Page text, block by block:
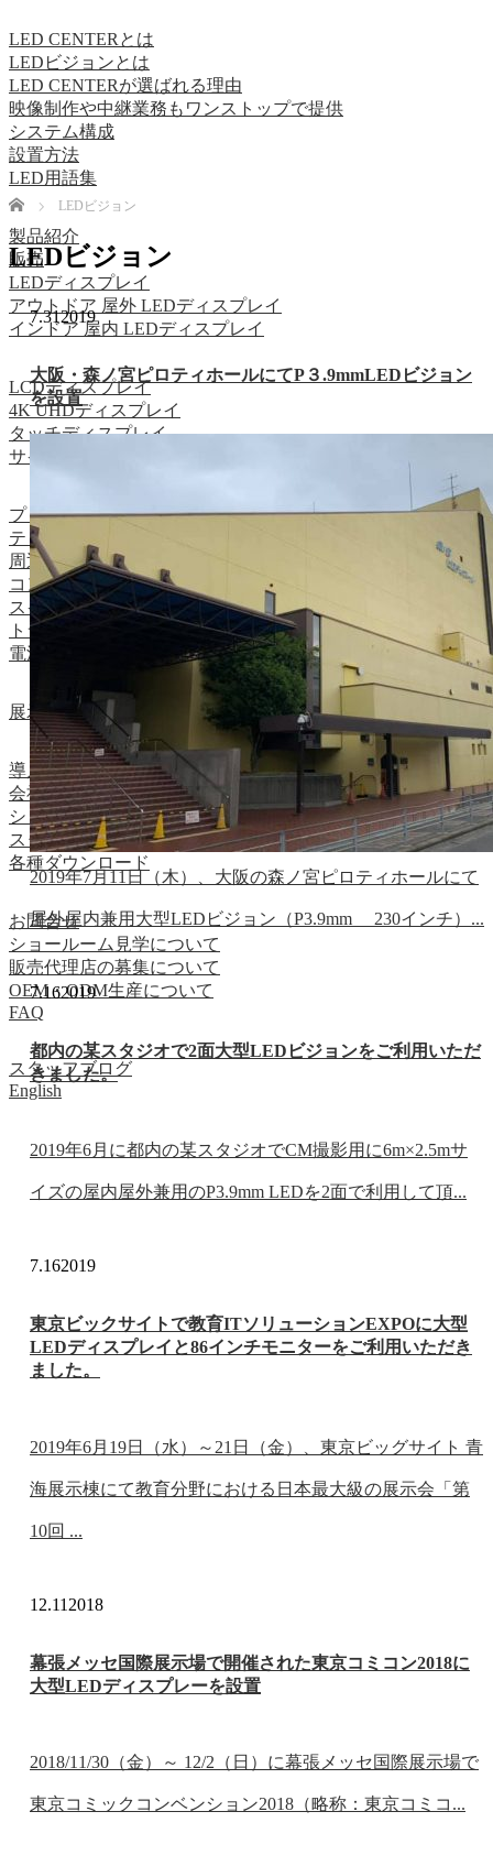
LED CENTERとは
LEDビジョンとは
LED CENTERが選ばれる理由
映像制作や中継業務もワンストップで提供
システム構成
設置方法
LED用語集
製品紹介
販売
LEDディスプレイ
アウトドア 屋外 LEDディスプレイ
インドア 屋内 LEDディスプレイ
LCDディスプレイ
4K UHDディスプレイ
タッチディスプレイ
サイネージ
プロジェクター
テロップ・バナーシステム
周辺機器
コントローラー・スケーラー
スイッチャー
トラス・足場
電源関連・発電機・UPS
展示会向け特別価格
導入事例
会社概要
ショールームの紹介
スタッフ募集
各種ダウンロード
お問合せ
ショールーム見学について
販売代理店の募集について
OEM・ODM生産について
FAQ
スタッフブログ
English
Home LEDビジョン
LEDビジョン
7.312019
大阪・森ノ宮ピロティホールにてP３.9mmLEDビジョン
を設置
2019年7月11日（木）、大阪の森ノ宮ピロティホールにて
屋外屋内兼用大型LEDビジョン（P3.9mm 230インチ）...
7.162019
都内の某スタジオで2面大型LEDビジョンをご利用いただ
きました。
2019年6月に都内の某スタジオでCM撮影用に6m×2.5mサ
イズの屋内屋外兼用のP3.9mm LEDを2面で利用して頂...
7.162019
東京ビックサイトで教育ITソリューションEXPOに大型
LEDディスプレイと86インチモニターをご利用いただき
ました。
2019年6月19日（水）～21日（金）、東京ビッグサイト 青
海展示棟にて教育分野における日本最大級の展示会「第
10回 ...
12.11 2018
幕張メッセ国際展示場で開催された東京コミコン2018に
大型LEDディスプレーを設置
2018/11/30（金）～ 12/2（日）に幕張メッセ国際展示場で
東京コミックコンベンション2018（略称：東京コミコ...